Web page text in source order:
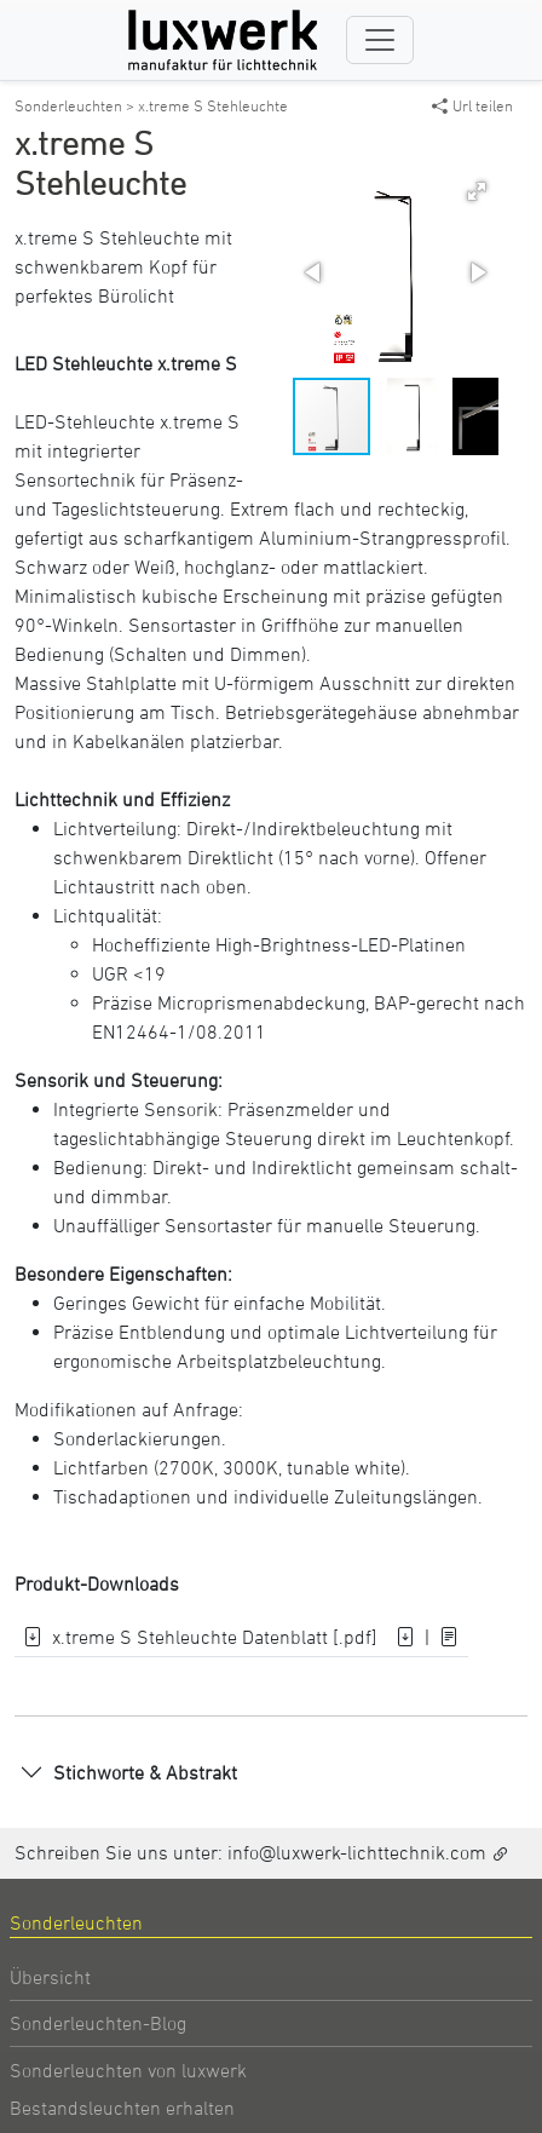
Sonderleuchten > x.treme S Stehleuchte Url teilen
x.treme S
Stehleuchte
x.treme S Stehleuchte mit
schwenkbarem Kopf für
perfektes Bürolicht
LED Stehleuchte x.treme S
LED-Stehleuchte x.treme S
mit integrierter
Sensortechnik für Präsenz-
und Tageslichtsteuerung. Extrem flach und rechteckig,
gefertigt aus scharfkantigem Aluminium-Strangpressprofil.
Schwarz oder Weiß, hochglanz- oder mattlackiert.
Minimalistisch kubische Erscheinung mit präzise gefügten
90°-Winkeln. Sensortaster in Griffhöhe zur manuellen
Bedienung (Schalten und Dimmen).
Massive Stahlplatte mit U-förmigem Ausschnitt zur direkten
Positionierung am Tisch. Betriebsgerätegehäuse abnehmbar
und in Kabelkanälen platzierbar.
Lichttechnik und Effizienz
Lichtverteilung: Direkt-/Indirektbeleuchtung mit
schwenkbarem Direktlicht (15° nach vorne). Offener
Lichtaustritt nach oben.
Lichtqualität:
Hocheffiziente High-Brightness-LED-Platinen
UGR <19
Präzise Microprismenabdeckung, BAP-gerecht nach
EN12464-1/08.2011
Sensorik und Steuerung:
Integrierte Sensorik: Präsenzmelder und
tageslichtabhängige Steuerung direkt im Leuchtenkopf.
Bedienung: Direkt- und Indirektlicht gemeinsam schalt-
und dimmbar.
Unauffälliger Sensortaster für manuelle Steuerung.
Besondere Eigenschaften:
Geringes Gewicht für einfache Mobilität.
Präzise Entblendung und optimale Lichtverteilung für
ergonomische Arbeitsplatzbeleuchtung.
Modifikationen auf Anfrage:
Sonderlackierungen.
Lichtfarben (2700K, 3000K, tunable white).
Tischadaptionen und individuelle Zuleitungslängen.
Produkt-Downloads
x.treme S Stehleuchte Datenblatt [.pdf] |
Stichworte & Abstrakt
Schreiben Sie uns unter: info@luxwerk-lichttechnik.com
Sonderleuchten
Übersicht
Sonderleuchten-Blog
Sonderleuchten von luxwerk
Bestandsleuchten erhalten